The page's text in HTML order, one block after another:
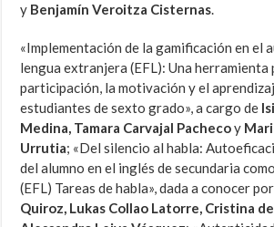
y Benjamín Veroitza Cisternas.
«Implementación de la gamificación en el
lengua extranjera (EFL): Una herramienta
participación, la motivación y el
estudiantes de sexto grado», a cargo de
Medina, Tamara Carvajal Pachecoy
Urrutia; «Del silencio al habla:
del alumno en el inglés de secundaria
(EFL) Tareas de habla», dada a conocer por
Quiroz, Lukas Collao Latorre, Cristina